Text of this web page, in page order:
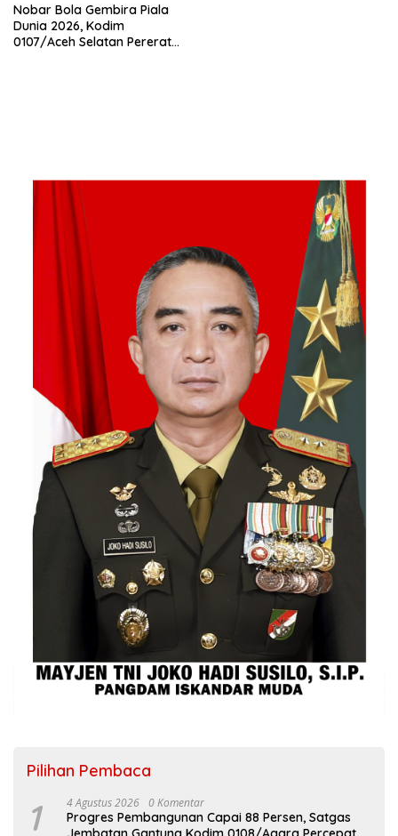
Nobar Bola Gembira Piala
Dunia 2026, Kodim
0107/Aceh Selatan Pererat
Pilihan Pembaca
1 4 Agustus 2026 0 Komentar
Progres Pembangunan Capai 88 Persen, Satgas